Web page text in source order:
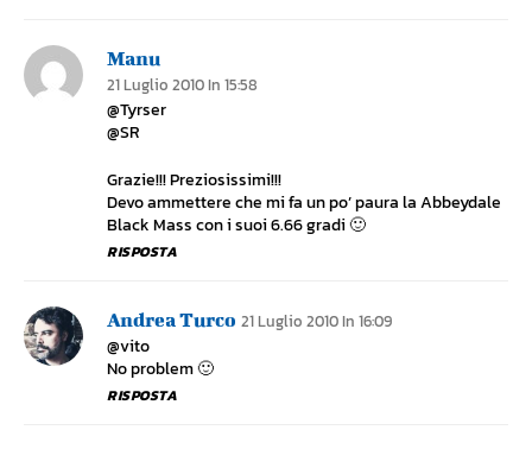
Manu
21 Luglio 2010 In 15:58
@Tyrser
@SR
Grazie!!! Preziosissimi!!!
Devo ammettere che mi fa un po’ paura la Abbeydale
Black Mass con i suoi 6.66 gradi 🙂
RISPOSTA
Andrea Turco 21 Luglio 2010 In 16:09
@vito
No problem 🙂
RISPOSTA